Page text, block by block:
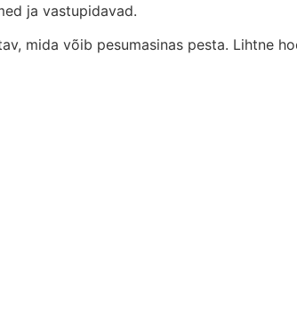
ja vastupidavad.
mida võib pesumasinas pesta. Lihtne